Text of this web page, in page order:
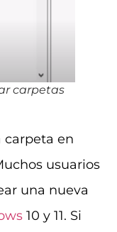
carpetas
carpeta en
usuarios
una nueva
10 y 11. Si